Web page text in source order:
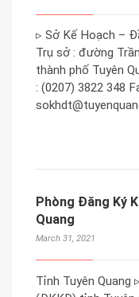
▹ Sở Kế Hoạch –
Trụ sở : đường
thành phố Tuyên
: (0207) 3822 348
Phòng Đăng Ký
Quang
March 31, 2021
Tỉnh Tuyên Quang